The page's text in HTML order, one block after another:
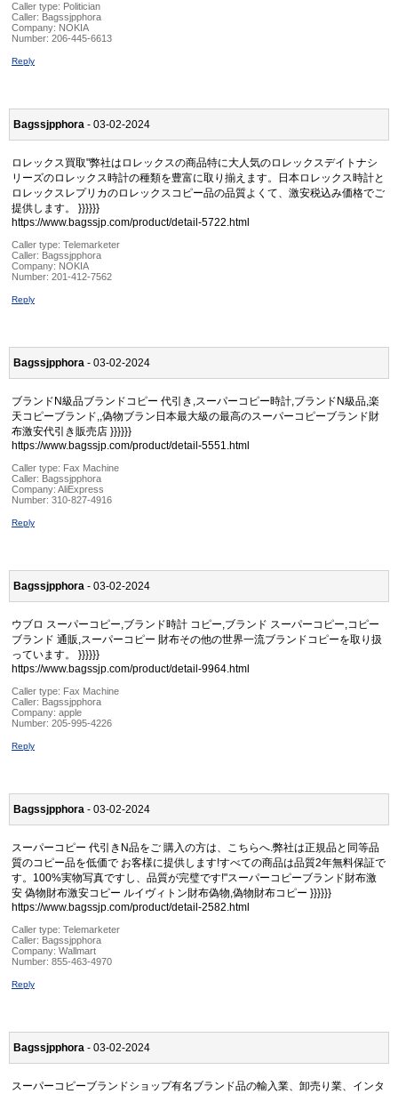
Caller type: Politician
Caller: Bagssjpphora
Company: NOKIA
Number: 206-445-6613
Reply
Bagssjpphora - 03-02-2024
ロレックス買取"弊社はロレックスの商品特に大人気のロレックスデイトナシ
リーズのロレックス時計の種類を豊富に取り揃えます。日本ロレックス時計と
ロレックスレプリカのロレックスコピー品の品質よくて、激安税込み価格でご
提供します。 }}}}}}
https://www.bagssjp.com/product/detail-5722.html
Caller type: Telemarketer
Caller: Bagssjpphora
Company: NOKIA
Number: 201-412-7562
Reply
Bagssjpphora - 03-02-2024
ブランドN級品ブランドコピー 代引き,スーパーコピー時計,ブランドN級品,楽
天コピーブランド,,偽物ブラン日本最大級の最高のスーパーコピーブランド財
布激安代引き販売店 }}}}}}
https://www.bagssjp.com/product/detail-5551.html
Caller type: Fax Machine
Caller: Bagssjpphora
Company: AliExpress
Number: 310-827-4916
Reply
Bagssjpphora - 03-02-2024
ウブロ スーパーコピー,ブランド時計 コピー,ブランド スーパーコピー,コピー
ブランド 通販,スーパーコピー 財布その他の世界一流ブランドコピーを取り扱
っています。 }}}}}}
https://www.bagssjp.com/product/detail-9964.html
Caller type: Fax Machine
Caller: Bagssjpphora
Company: apple
Number: 205-995-4226
Reply
Bagssjpphora - 03-02-2024
スーパーコピー 代引きN品をご 購入の方は、こちらへ.弊社は正規品と同等品
質のコピー品を低価で お客様に提供します!すべての商品は品質2年無料保証で
す。100%実物写真ですし、品質が完璧です!"スーパーコピーブランド財布激
安 偽物財布激安コピー ルイヴィトン財布偽物,偽物財布コピー }}}}}}
https://www.bagssjp.com/product/detail-2582.html
Caller type: Telemarketer
Caller: Bagssjpphora
Company: Wallmart
Number: 855-463-4970
Reply
Bagssjpphora - 03-02-2024
スーパーコピーブランドショップ有名ブランド品の輸入業、卸売り業、インタ